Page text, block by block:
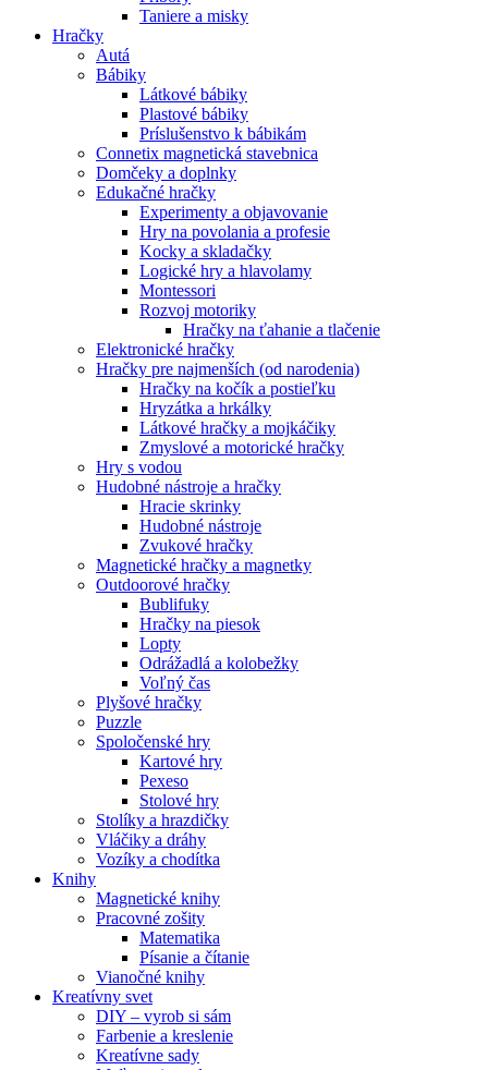
Taniere a misky
Hračky
Autá
Bábiky
Látkové bábiky
Plastové bábiky
Príslušenstvo k bábikám
Connetix magnetická stavebnica
Domčeky a doplnky
Edukačné hračky
Experimenty a objavovanie
Hry na povolania a profesie
Kocky a skladačky
Logické hry a hlavolamy
Montessori
Rozvoj motoriky
Hračky na ťahanie a tlačenie
Elektronické hračky
Hračky pre najmenších (od narodenia)
Hračky na kočík a postieľku
Hryzátka a hrkálky
Látkové hračky a mojkáčiky
Zmyslové a motorické hračky
Hry s vodou
Hudobné nástroje a hračky
Hracie skrinky
Hudobné nástroje
Zvukové hračky
Magnetické hračky a magnetky
Outdoorové hračky
Bublifuky
Hračky na piesok
Lopty
Odrážadlá a kolobežky
Voľný čas
Plyšové hračky
Puzzle
Spoločenské hry
Kartové hry
Pexeso
Stolové hry
Stolíky a hrazdičky
Vláčiky a dráhy
Vozíky a chodítka
Knihy
Magnetické knihy
Pracovné zošity
Matematika
Písanie a čítanie
Vianočné knihy
Kreatívny svet
DIY – vyrob si sám
Farbenie a kreslenie
Kreatívne sady